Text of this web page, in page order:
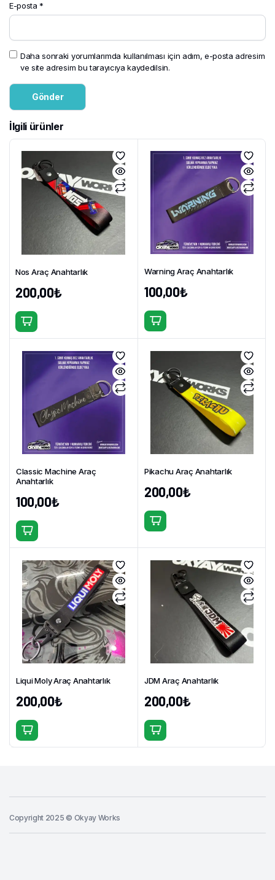
E-posta *
Daha sonraki yorumlarımda kullanılması için adım, e-posta adresim
ve site adresim bu tarayıcıya kaydedilsin.
İlgili ürünler
Nos Araç Anahtarlık
200,00₺
Warning Araç Anahtarlık
100,00₺
Classic Machine Araç
Anahtarlık
100,00₺
Pikachu Araç Anahtarlık
200,00₺
Liqui Moly Araç Anahtarlık
200,00₺
JDM Araç Anahtarlık
200,00₺
Copyright 2025 © Okyay Works